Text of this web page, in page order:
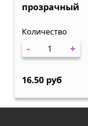
прозрачный
Количество
- +
16.50 руб